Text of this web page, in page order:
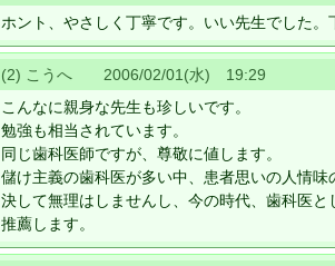
ホント、やさしく丁寧です。いい先生でした。
(2) こうへ 2006/02/01(水) 19:29
こんなに親身な先生も珍しいです。
勉強も相当されています。
同じ歯科医師ですが、尊敬に値します。
儲け主義の歯科医が多い中、患者思いの人情味
決して無理はしませんし、今の時代、歯科医と
推薦します。